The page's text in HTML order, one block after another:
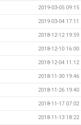
2019-03-05 09:15
2019-03-04 17:11
2018-12-12 19:59
2018-12-10 16:00
2018-12-04 11:12
2018-11-30 19:46
2018-11-26 19:40
2018-11-17 07:02
2018-11-13 18:22